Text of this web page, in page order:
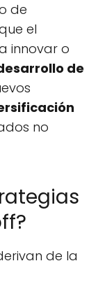
de
el
innovar o
de
no
de la